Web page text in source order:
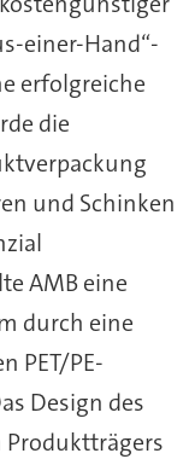
einer-Hand“-
erfolgreiche
die
und Schinken
AMB eine
durch eine
PET/PE-
Design des